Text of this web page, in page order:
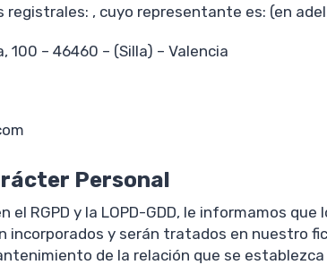
registrales: , cuyo representante es: (en
100 – 46460 – (Silla) – Valencia
Personal
el RGPD y la LOPD-GDD, le informamos
incorporados y serán tratados en nuestro
de la relación que se